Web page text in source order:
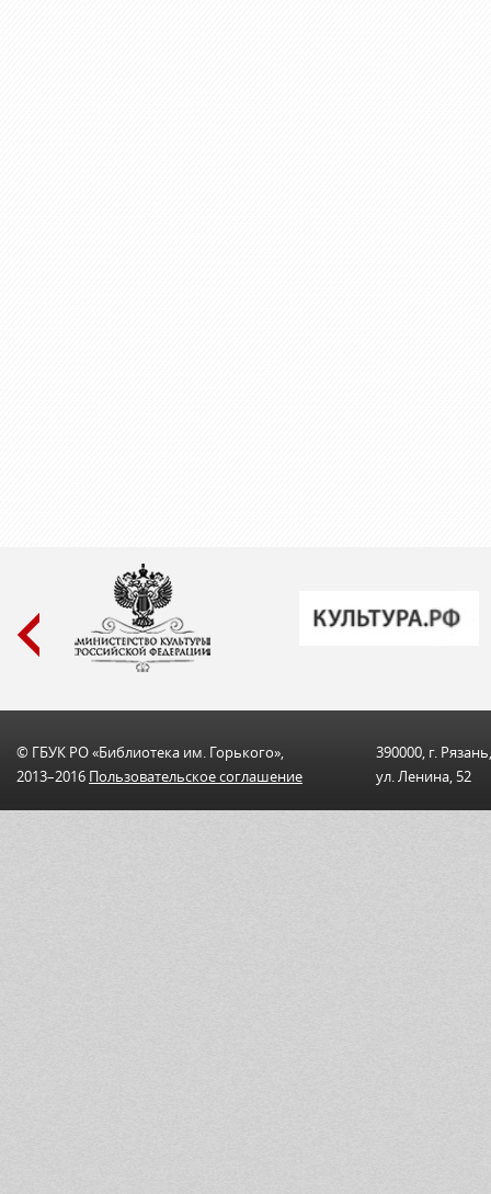
© ГБУК РО «Библиотека им. Горького»,
2013–2016 Пользовательскоe соглашениe
390000, г. Рязань,
ул. Ленина, 52